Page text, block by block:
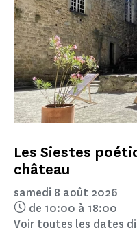
Les Siestes
château
samedi 8 août 2026
de 10:00 à 18:00
Voir toutes les dates